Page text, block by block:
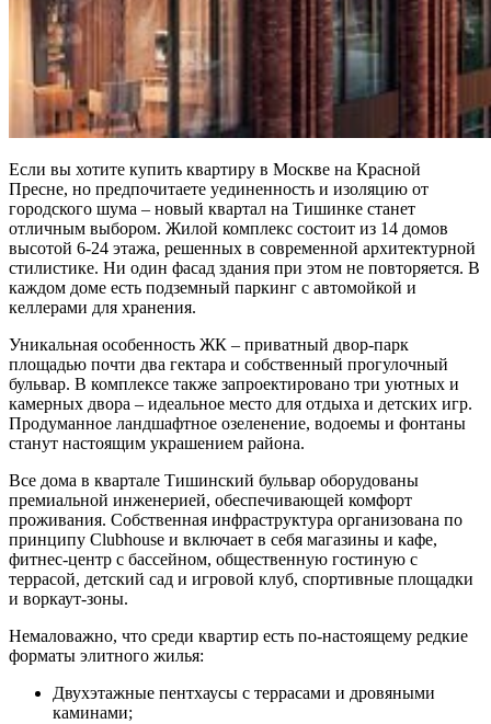
Если вы хотите купить квартиру в Москве на Красной
Пресне, но предпочитаете уединенность и изоляцию от
городского шума – новый квартал на Тишинке станет
отличным выбором. Жилой комплекс состоит из 14 домов
высотой 6-24 этажа, решенных в современной архитектурной
стилистике. Ни один фасад здания при этом не повторяется. В
каждом доме есть подземный паркинг с автомойкой и
келлерами для хранения.
Уникальная особенность ЖК – приватный двор-парк
площадью почти два гектара и собственный прогулочный
бульвар. В комплексе также запроектировано три уютных и
камерных двора – идеальное место для отдыха и детских игр.
Продуманное ландшафтное озеленение, водоемы и фонтаны
станут настоящим украшением района.
Все дома в квартале Тишинский бульвар оборудованы
премиальной инженерией, обеспечивающей комфорт
проживания. Собственная инфраструктура организована по
принципу Clubhouse и включает в себя магазины и кафе,
фитнес-центр с бассейном, общественную гостиную с
террасой, детский сад и игровой клуб, спортивные площадки
и воркаут-зоны.
Немаловажно, что среди квартир есть по-настоящему редкие
форматы элитного жилья:
Двухэтажные пентхаусы с террасами и дровяными
каминами;